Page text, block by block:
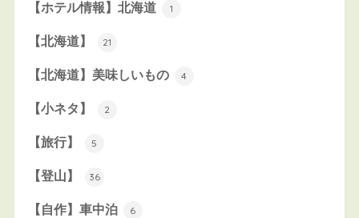
【ホテル情報】北海道 1
【北海道】 21
【北海道】美味しいもの 4
【小ネタ】 2
【旅行】 5
【登山】 36
【自作】車中泊 6